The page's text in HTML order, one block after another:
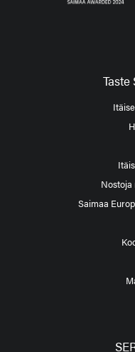
Taste
Nostoja
Saimaa